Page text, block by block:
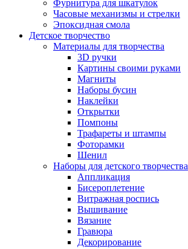
Фурнитура для шкатулок
Часовые механизмы и стрелки
Эпоксидная смола
Детское творчество
Материалы для творчества
3D ручки
Картины своими руками
Магниты
Наборы бусин
Наклейки
Открытки
Помпоны
Трафареты и штампы
Фоторамки
Шенил
Наборы для детского творчества
Аппликация
Бисероплетение
Витражная роспись
Вышивание
Вязание
Гравюра
Декорирование